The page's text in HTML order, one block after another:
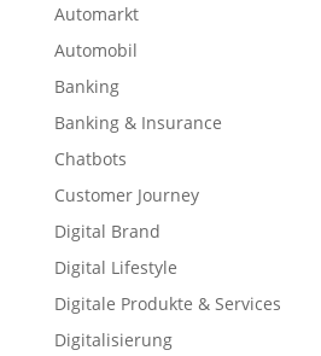
Automarkt
Automobil
Banking
Banking & Insurance
Chatbots
Customer Journey
Digital Brand
Digital Lifestyle
Digitale Produkte & Services
Digitalisierung